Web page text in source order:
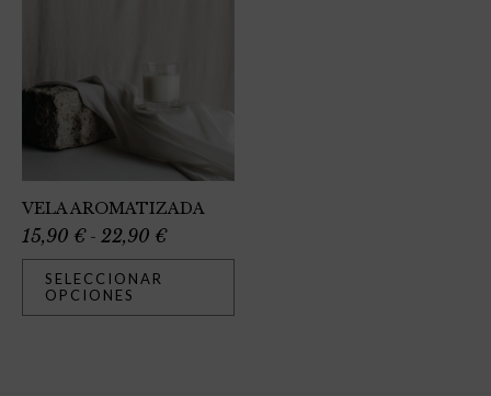
VELA AROMATIZADA
15,90 € - 22,90 €
SELECCIONAR
OPCIONES